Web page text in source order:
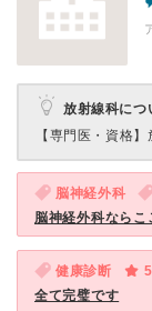
放射線科につ
【専門医・資格】
脳神経外科
脳神経外科ならこ
健康診断
全て完璧です